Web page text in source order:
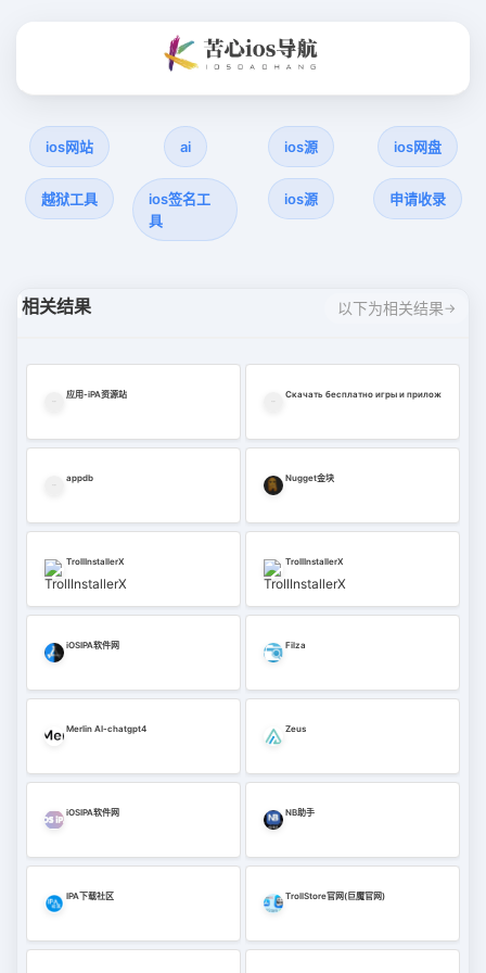
ios网站 ai ios源 ios网盘
越狱工具
ios签名工
具
ios源 申请收录
相关结果 以下为相关结果
应用-iPA资源站 Скачать бесплатно игры и приложения для
appdb Nugget金块
TrollInstallerX TrollInstallerX
iOSIPA软件网 Filza
Merlin AI-chatgpt4 Zeus
iOSIPA软件网 NB助手
IPA下载社区 TrollStore官网(巨魔官网)